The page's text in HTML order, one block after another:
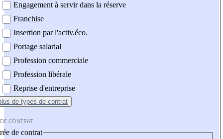
Engagement à servir dans la réserve
Franchise
Insertion par l'activ.éco.
Portage salarial
Profession commerciale
Profession libérale
Reprise d'entreprise
de types de contrat
CONTRAT
de contrat